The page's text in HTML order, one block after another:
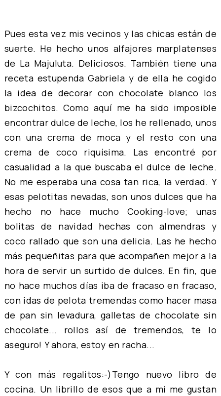
Pues esta vez mis vecinos y las chicas están de
suerte. He hecho unos alfajores marplatenses
de La Majuluta. Deliciosos. También tiene una
receta estupendaGabriela y de ella he cogido
la idea de decorar con chocolate blanco los
bizcochitos. Como aquí me ha sido imposible
encontrar dulce de leche, los he rellenado, unos
con una crema de moca y el resto con una
crema de coco riquísima. Las encontré por
casualidad a la que buscaba el dulce de leche.
No me esperaba una cosa tan rica, la verdad. Y
esas pelotitas nevadas, son unos dulces que ha
hecho no hace muchoCooking-love; unas
bolitas de navidad hechas con almendras y
coco rallado que son una delicia. Las he hecho
más pequeñitas para que acompañen mejor a la
hora de servir un surtido de dulces. En fin, que
no hace muchos días iba de fracaso en fracaso,
con idas de pelota tremendas como hacer masa
de pan sin levadura, galletas de chocolate sin
chocolate... rollos así de tremendos, te lo
aseguro! Y ahora, estoy en racha...
Y con más regalitos:-)Tengo nuevo libro de
cocina. Un librillo de esos que a mi me gustan